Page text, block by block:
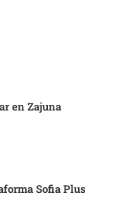
en Zajuna
Sofia Plus